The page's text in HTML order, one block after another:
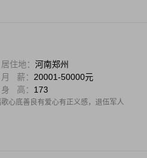
居住地： 河南郑州
月 薪： 20001-50000元
身 高： 173
心底善良有爱心有正义感，退伍军人